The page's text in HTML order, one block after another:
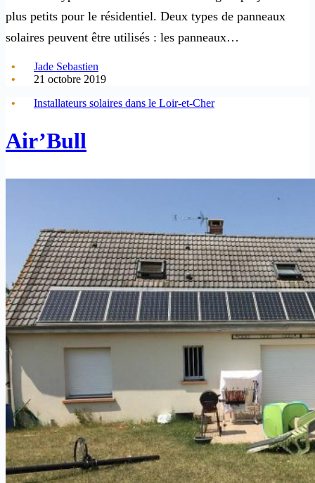
plus petits pour le résidentiel. Deux types de panneaux
solaires peuvent être utilisés : les panneaux…
Jade Sebastien
21 octobre 2019
Installateurs solaires dans le Loir-et-Cher
Air’Bull